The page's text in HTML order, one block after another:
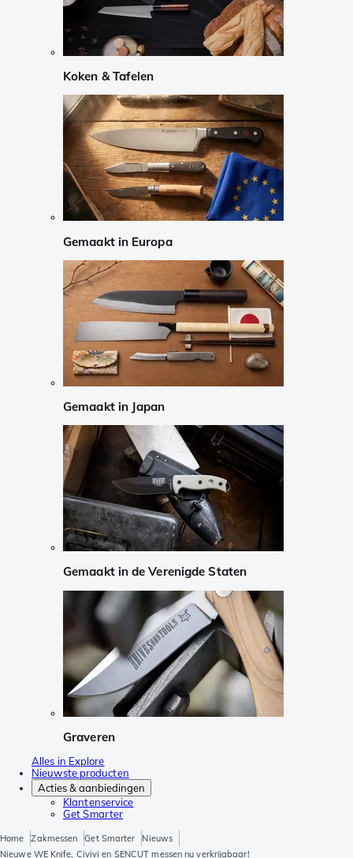
Koken & Tafelen
Gemaakt in Europa
Gemaakt in Japan
Gemaakt in de Verenigde Staten
Graveren
Alles in Explore
Nieuwste producten
Acties & aanbiedingen
Klantenservice
Get Smarter
Home Zakmessen Get Smarter
Nieuws
Nieuwe WE Knife, Civivi en SENCUT messen nu verkrijgbaar!